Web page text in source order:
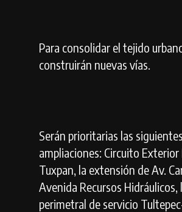
Para consolidar el tejido
construirán nuevas vías.
Serán prioritarias las siguientes
ampliaciones: Circuito
Tuxpan, la extensión de Av.
Avenida Recursos Hidráulicos,
perimetral de servicio